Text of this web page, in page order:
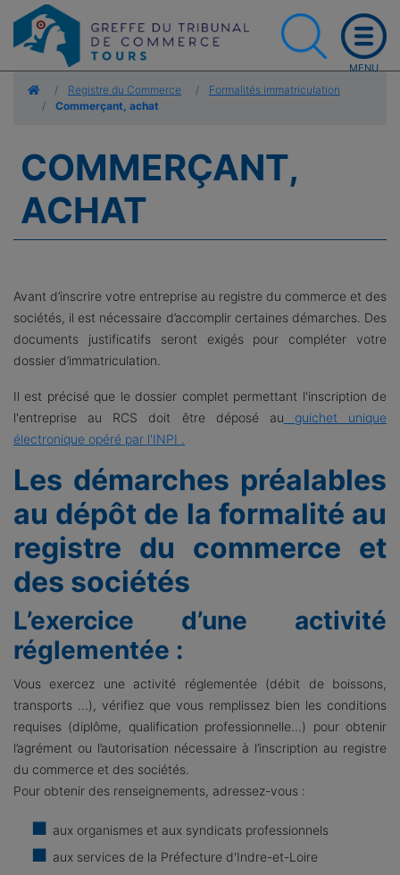
AccueilRegistre du Commerce
Formalités immatriculation
Commerçant, achat
COMMERÇANT,
ACHAT
Avant d’inscrire votre entreprise au registre du commerce et des
sociétés, il est nécessaire d’accomplir certaines démarches. Des
documents justificatifs seront exigés pour compléter votre
dossier d’immatriculation.
Il est précisé que le dossier complet permettant l'inscription de
l'entreprise au RCS doit être déposé au guichet unique
électronique opéré par l'INPI
Les démarches préalables
au dépôt de la formalité au
registre du commerce et
des sociétés
L’exercice d’une activité
réglementée :
Vous exercez une activité réglementée (débit de boissons,
transports ...), vérifiez que vous remplissez bien les conditions
requises (diplôme, qualification professionnelle...) pour obtenir
l’agrément ou l’autorisation nécessaire à l’inscription au registre
du commerce et des sociétés.
Pour obtenir des renseignements, adressez-vous :
aux organismes et aux syndicats professionnels
aux services de la Préfecture d'Indre-et-Loire